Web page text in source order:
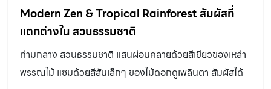
วางตลอดแนวผนังดินบดอัดสีสวย ก่อนนำไปสู่อาคาร
นิทรรศการที่จัดแสดงนิทรรศการน่าสนใจมากมาย ตั้งแต่บอก
ย่านต่างๆ ไปจนถึงห้องฉายภาพยนตร์ปลุกจิตสำนึกเกี่ยวกับ
การรักษาสิ่งแวดล้อมในเมือง อาคารแห่งนี้ยังมีพื้นที่ดาดฟ้า
Modern Zen & Tropical Rainforest สัมผัสที่
แตกต่างใน สวนธรรมชาติ
ท่ามกลาง สวนธรรมชาติ แสนผ่อนคลายด้วยสีเขียวของเหล่า
พรรณไม้ แซมด้วยสีสันเล็กๆ ของไม้ดอกดูเพลินตา สัมผัสได้